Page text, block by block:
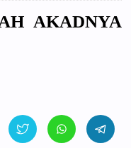
AKADNYA